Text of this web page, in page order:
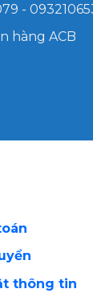
-
hàng ACB
thông tin